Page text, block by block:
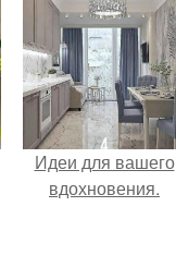
Идеи для вашего
вдохновения.